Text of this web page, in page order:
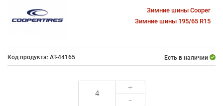
Зимние шины Cooper
Зимние шины 195/65 R15
Код продукта: AT-44165 Есть в наличии
+
-